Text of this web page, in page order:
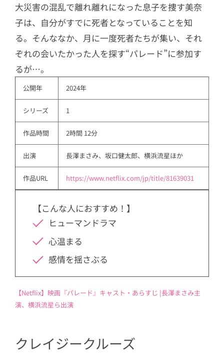
大災害の混乱で離れ離れになった息子を捜す美奈
子は、自分がすでに死者となっていることを知
る。そんななか、月に一度死者たちが集い、それ
ぞれの会いたかった人を探す“パレード”に参加す
るが…。
公開年 2024年
シリーズ 1
作品時間 2時間 12分
出演 長澤まさみ、坂口健太郎、横浜流星ほか
作品URL https://www.netflix.com/jp/title/81639031
【こんな人におすすめ！】
ヒューマンドラマ
心温まる
感情を揺さぶる
【Netflix】映画『パレード』キャスト・あらすじ |長澤まさみ主
演、横浜流星ら出演
クレイジークルーズ